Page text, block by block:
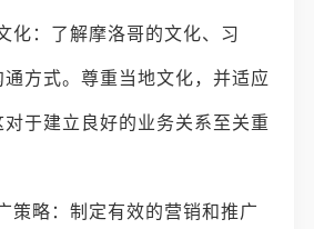
化：了解摩洛哥的文化、习
方式。尊重当地文化，并适应
于建立良好的业务关系至关重
策略：制定有效的营销和推广